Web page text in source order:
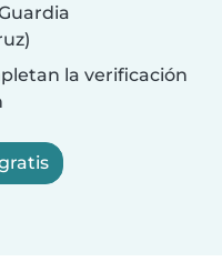
la verificación